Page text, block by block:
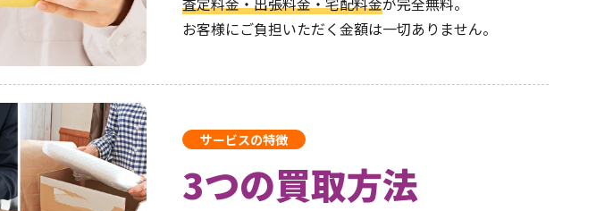
お客様にご負担いただく金額は一切ありません。
サービスの特徴
3つの買取方法